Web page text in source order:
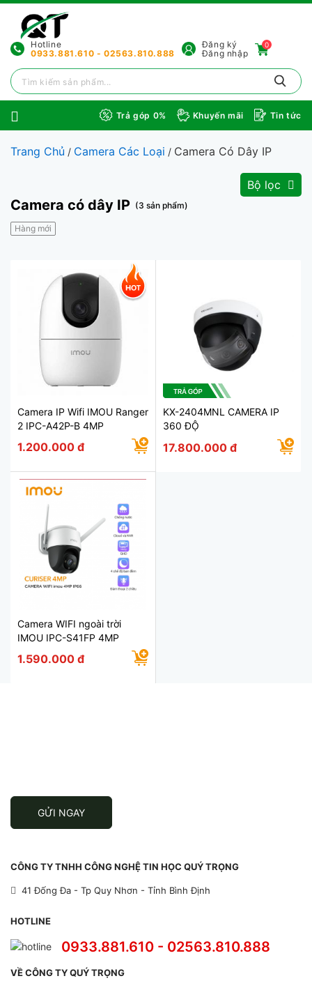
Hotline
0933.881.610 - 02563.810.888
Đăng ký
Đăng nhập
0
Trả góp 0% Khuyến mãi Tin tức
Trang Chủ / Camera Các Loại / Camera Có Dây IP
Bộ lọc
Camera có dây IP (3 sản phẩm)
Hàng mới
Camera IP Wifi IMOU Ranger
2 IPC-A42P-B 4MP
1.200.000 đ
KX-2404MNL CAMERA IP
360 ĐỘ
17.800.000 đ
Camera WIFI ngoài trời
IMOU IPC-S41FP 4MP
1.590.000 đ
GỬI NGAY
CÔNG TY TNHH CÔNG NGHỆ TIN HỌC QUÝ TRỌNG
41 Đống Đa - Tp Quy Nhơn - Tỉnh Bình Định
HOTLINE
0933.881.610 - 02563.810.888
VỀ CÔNG TY QUÝ TRỌNG